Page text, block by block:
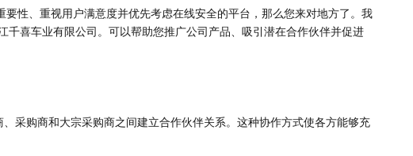
性、重视用户满意度并优先考虑在线安全的平台，那么您来对地方了。我
喜车业有限公司。可以帮助您推广公司产品、吸引潜在合作伙伴并促进
采购商和大宗采购商之间建立合作伙伴关系。这种协作方式使各方能够充